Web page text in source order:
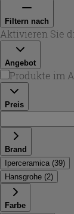
Filtern nach
Aktivieren Sie
Angebot
Produkte im
Preis
Brand
Iperceramica (39)
Hansgrohe (2)
Farbe